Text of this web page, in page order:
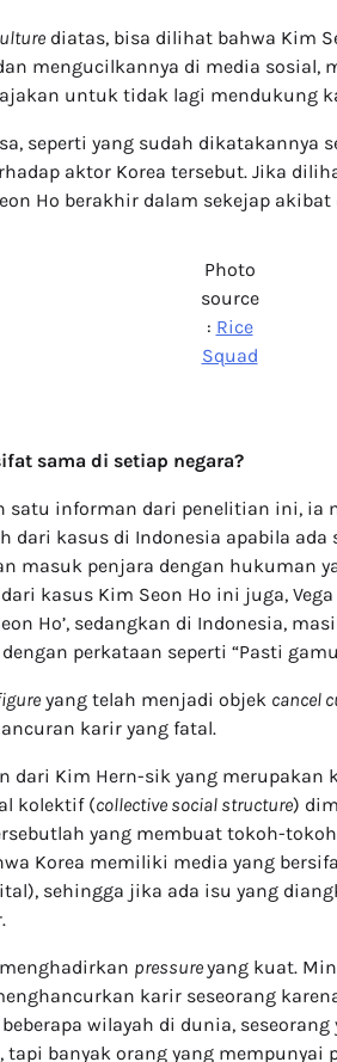
diatas, bisa dilihat bahwa Kim
mengucilkannya di media
untuk tidak lagi mendukung
seperti yang sudah dikatakannya
aktor Korea tersebut. Jika
Ho berakhir dalam sekejap akibat
Photo
source
: Rice
Squad
sama di setiap negara?
satu informan dari penelitian ini, ia
dari kasus di Indonesia apabila ada
masuk penjara dengan hukuman
kasus Kim Seon Ho ini juga,
Ho’, sedangkan di Indonesia,
perkataan seperti “Pasti
yang telah menjadi objek cancel
karir yang fatal.
dari Kim Hern-sik yang merupakan
kolektif (collective social structure)
yang membuat tokoh-
Korea memiliki media yang
sehingga jika ada isu yang
pressureyang kuat.
karir seseorang
wilayah di dunia,
banyak orang yang